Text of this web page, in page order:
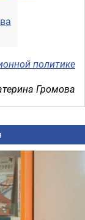
политике
Громова